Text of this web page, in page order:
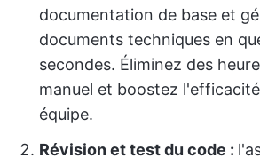
documentation de base et
documents techniques en
secondes. Éliminez des
manuel et boostez
équipe.
Révision et test du code :